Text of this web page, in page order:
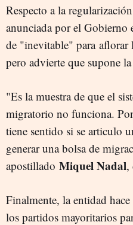
Respecto a la
anunciada por el Gobierno
de "inevitable" para aflorar
pero advierte que supone
"Es la muestra de que el
migratorio no funciona.
tiene sentido si se articulo
generar una bolsa de
apostillado Miquel Nadal,
Finalmente, la entidad
los partidos mayoritarios